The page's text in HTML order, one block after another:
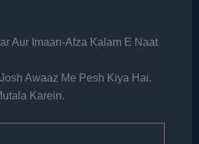
Aur Imaan-Afza Kalam E Naat
Awaaz Me Pesh Kiya Hai.
Karein.